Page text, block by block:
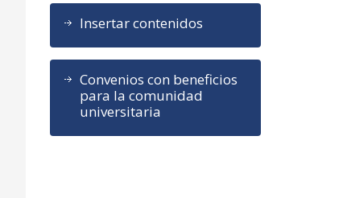
Insertar contenidos
Convenios con beneficios
para la comunidad
universitaria